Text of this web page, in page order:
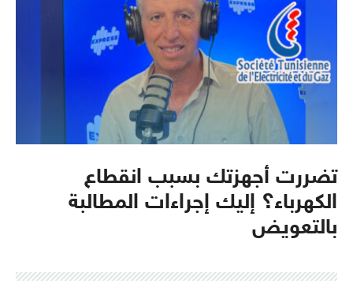
تضررت أجهزتك بسبب انقطاع
الكهرباء؟ إليك إجراءات المطالبة
بالتعويض